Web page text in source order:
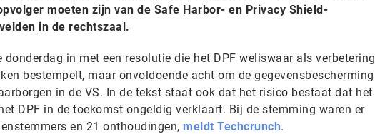
moeten zijn van de Safe Harbor- en Privacy Shield-
in de rechtszaal.
donderdag in met een resolutie die het DPF weliswaar als verbetering
bestempelt, maar onvoldoende acht om de gegevensbescherming
in de VS. In de tekst staat ook dat het risico bestaat dat het
DPF in de toekomst ongeldig verklaart. Bij de stemming waren er
en 21 onthoudingen, meldt Techcrunch.